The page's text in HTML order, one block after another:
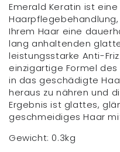
Emerald Keratin ist
Ihrem Haar eine
lang anhaltenden
leistungsstarke Anti-
einzigartige Formel
in das geschädigte
heraus zu nähren und
Ergebnis ist glattes,
geschmeidiges Haar
Gewicht: 0.3kg